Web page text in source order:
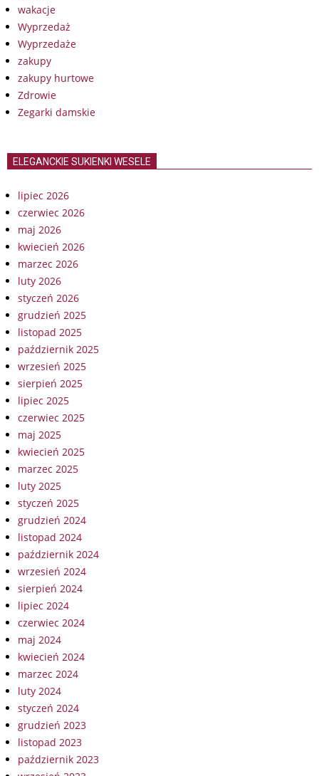
wakacje
Wyprzedaż
Wyprzedaże
zakupy
zakupy hurtowe
Zdrowie
Zegarki damskie
ELEGANCKIE SUKIENKI WESELE
lipiec 2026
czerwiec 2026
maj 2026
kwiecień 2026
marzec 2026
luty 2026
styczeń 2026
grudzień 2025
listopad 2025
październik 2025
wrzesień 2025
sierpień 2025
lipiec 2025
czerwiec 2025
maj 2025
kwiecień 2025
marzec 2025
luty 2025
styczeń 2025
grudzień 2024
listopad 2024
październik 2024
wrzesień 2024
sierpień 2024
lipiec 2024
czerwiec 2024
maj 2024
kwiecień 2024
marzec 2024
luty 2024
styczeń 2024
grudzień 2023
listopad 2023
październik 2023